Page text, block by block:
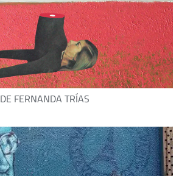
DE FERNANDA TRÍAS